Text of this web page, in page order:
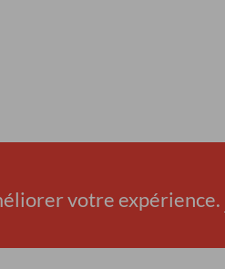
votre expérience.